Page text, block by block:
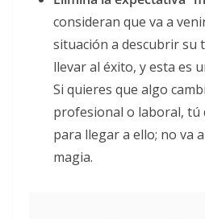
consideran que va a
situación a descubrir su
llevar al éxito, y esta es
Si quieres que algo
profesional o laboral, tú
para llegar a ello; no va
magia.